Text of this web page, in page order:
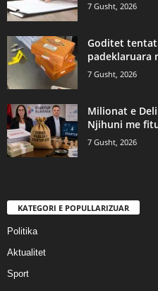
7 Gusht, 2026
Goditet
padeklaruara
7 Gusht, 2026
Milionat e
Njihuni me
7 Gusht, 2026
KATEGORI E POPULLARIZUAR
Politika
Aktualitet
Sport